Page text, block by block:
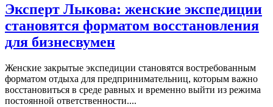
Эксперт Лыкова: женские экспедиции
становятся форматом восстановления
для бизнесвумен
Женские закрытые экспедиции становятся востребованным
форматом отдыха для предпринимательниц, которым важно
восстановиться в среде равных и временно выйти из режима
постоянной ответственности....